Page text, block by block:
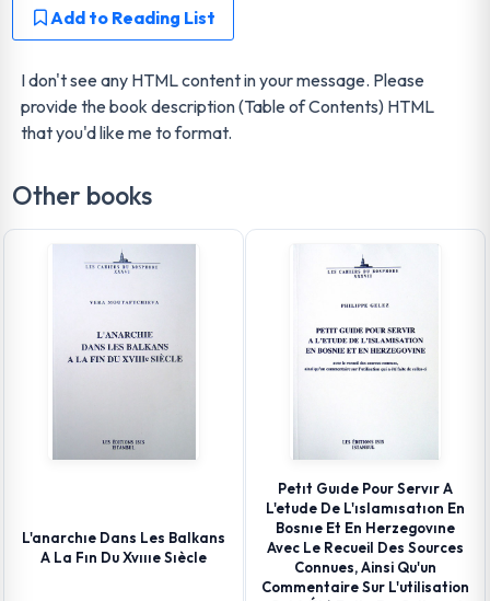
Add to Reading List
I don't see any HTML content in your message. Please
provide the book description (Table of Contents) HTML
that you'd like me to format.
Other books
L'anarchıe Dans Les Balkans
A La Fın Du Xvıııe Sıècle
Petıt Guıde Pour Servır A
L'etude De L'ıslamısatıon En
Bosnıe Et En Herzegovıne
Avec Le Recueil Des Sources
Connues, Ainsi Qu'un
Commentaire Sur L'utilisation